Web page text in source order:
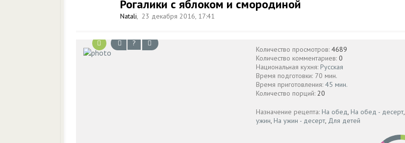
Рогалики с яблоком и смородиной
Natali, 23 декабря 2016, 17:41
?
Количество просмотров: 4689
Количество комментариев: 0
Национальная кухня: Русская
Время подготовки: 70 мин.
Время приготовления: 45 мин.
Количество порций: 20
Назначение рецепта: На обед, На обед - десерт,
ужин, На ужин - десерт, Для детей